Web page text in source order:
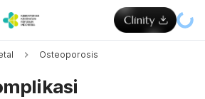
Osteoporosis